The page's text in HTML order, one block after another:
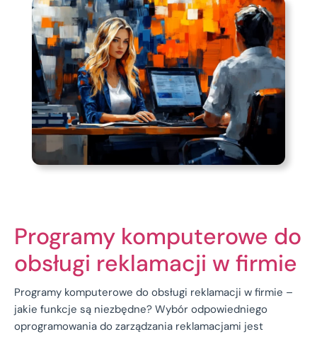
Programy komputerowe do
obsługi reklamacji w firmie
Programy komputerowe do obsługi reklamacji w firmie –
jakie funkcje są niezbędne? Wybór odpowiedniego
oprogramowania do zarządzania reklamacjami jest